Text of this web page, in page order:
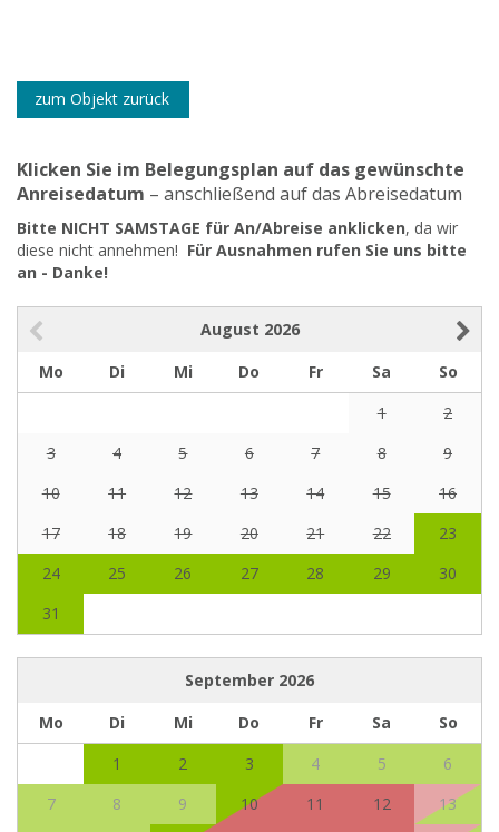
zum Objekt zurück
Klicken Sie im Belegungsplan auf das gewünschte
Anreisedatum – anschließend auf das Abreisedatum
Bitte NICHT SAMSTAGE für An/Abreise anklicken, da wir
diese nicht annehmen! Für Ausnahmen rufen Sie uns bitte
an - Danke!
August 2026
Mo
Di Mi Do Fr Sa
So
1
2
3
4 5 6 7 8
9
10
11 12 13 14 15
16
17
18 19 20 21 22
23
24
25 26 27 28 29
30
31
September 2026
Mo
Di Mi Do Fr Sa
So
1
2 3 4 5
6
7
8 9 10 11 12
13